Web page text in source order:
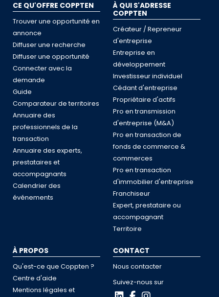
CE QU'OFFRE COPPTEN
Trouver une opportunité en
annonce
Diffuser une recherche
Diffuser une opportunité
Connecter avec la
demande
Guide
Comparateur de territoires
Annuaire des
professionnels de la
transaction
Annuaire des experts,
prestataires et
accompagnants
Calendrier des
événements
À QUI S'ADRESSE
COPPTEN
Créateur / Repreneur
d'entreprise
Entreprise en
développement
Investisseur individuel
Cédant d'entreprise
Propriétaire d'actifs
Pro en transmission
d'entreprise (M&A)
Pro en transaction de
fonds de commerce &
commerces
Pro en transaction
d'immobilier d'entreprise
Franchiseur
Expert, prestataire ou
accompagnant
Territoire
À PROPOS
Qu'est-ce que Coppten ?
Centre d'aide
Mentions légales et
CONTACT
Nous contacter
Suivez-nous sur